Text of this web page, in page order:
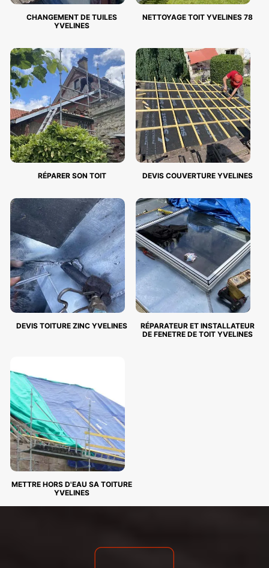
CHANGEMENT DE TUILES
YVELINES
NETTOYAGE TOIT YVELINES 78
RÉPARER SON TOIT DEVIS COUVERTURE YVELINES
DEVIS TOITURE ZINC YVELINES
RÉPARATEUR ET INSTALLATEUR
DE FENETRE DE TOIT YVELINES
METTRE HORS D'EAU SA TOITURE
YVELINES